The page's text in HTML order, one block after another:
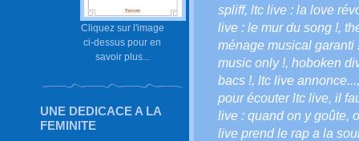
Cliquez sur l'image
ci-dessus pour en
savoir plus...
UNE DEDICACE A LA
FEMINITE
spliff, ltc live : la love
live : le mur du song !,
ménage musical garanti
music only !, hoboken
bacs !, ltc live annonce...
pour écouter ltc live, il
live : quand on y goûte,
live prend le rap a la